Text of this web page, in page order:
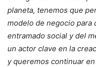
planeta, tenemos que
modelo de negocio
entramado social y del
un actor clave en la
y queremos continuar